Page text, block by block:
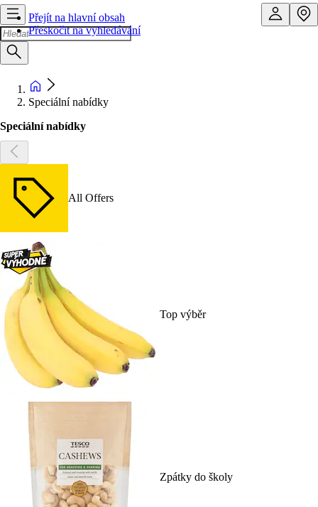
Přejít na hlavní obsah
Přeskočit na vyhledávání
Speciální nabídky
Speciální nabídky
All Offers
Top výběr
Zpátky do školy